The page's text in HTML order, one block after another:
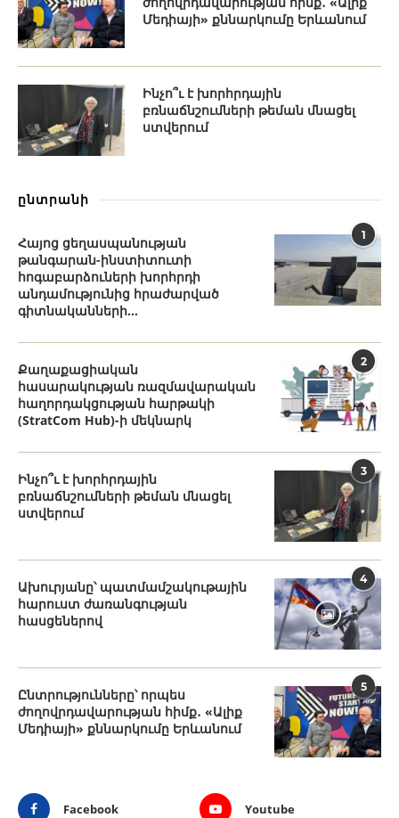
Մեդիայի» քննարկումը Երևանում
Ինչո՞ւ է խորհրդային
բռնաճնշումների թեման մնացել
ստվերում
ընտրանի
1
Հայոց ցեղասպանության
թանգարան-ինստիտուտի
հոգաբարձուների խորհրդի
անդամությունից հրաժարված
գիտնականների...
2
Քաղաքացիական
հասարակության ռազմավարական
հաղորդակցության հարթակի
(StratCom Hub)-ի մեկնարկ
3
Ինչո՞ւ է խորհրդային
բռնաճնշումների թեման մնացել
ստվերում
4
Ախուրյանը՝ պատմամշակութային
հարուստ ժառանգության
հասցեներով
5
Ընտրությունները՝ որպես
ժողովրդավարության հիմք․ «Ալիք
Մեդիայի» քննարկումը Երևանում
Facebook Youtube